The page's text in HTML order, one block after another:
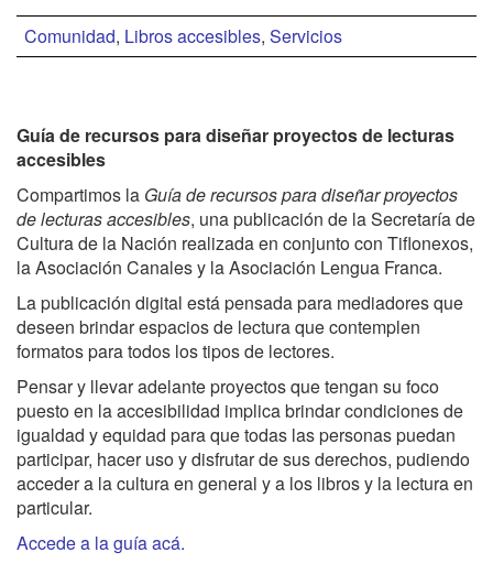
Comunidad, Libros accesibles, Servicios
Guía de recursos para diseñar proyectos de lecturas
accesibles
Compartimos la Guía de recursos para diseñar proyectos
de lecturas accesibles, una publicación de la Secretaría de
Cultura de la Nación realizada en conjunto con Tiflonexos,
la Asociación Canales y la Asociación Lengua Franca.
La publicación digital está pensada para mediadores que
deseen brindar espacios de lectura que contemplen
formatos para todos los tipos de lectores.
Pensar y llevar adelante proyectos que tengan su foco
puesto en la accesibilidad implica brindar condiciones de
igualdad y equidad para que todas las personas puedan
participar, hacer uso y disfrutar de sus derechos, pudiendo
acceder a la cultura en general y a los libros y la lectura en
particular.
Accede a la guía acá.